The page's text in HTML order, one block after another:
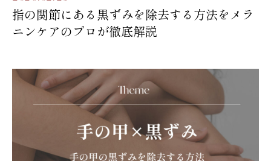
指の関節にある黒ずみを除去する方法をメラ
ニンケアのプロが徹底解説